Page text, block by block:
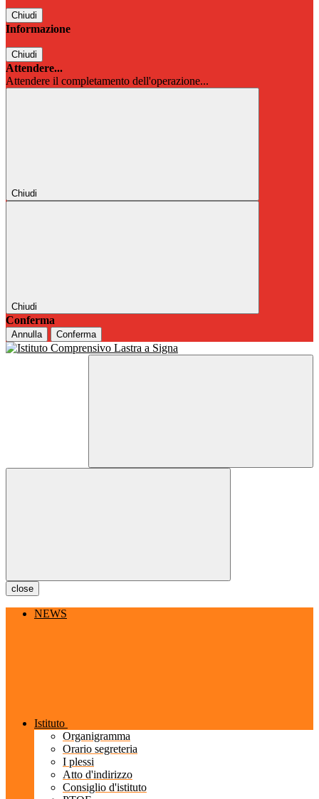
Chiudi
Informazione
Chiudi
Attendere...
Attendere il completamento dell'operazione...
Chiudi
Chiudi
Conferma
Annulla Conferma
close
NEWS
Istituto
Organigramma
Orario segreteria
I plessi
Atto d'indirizzo
Consiglio d'istituto